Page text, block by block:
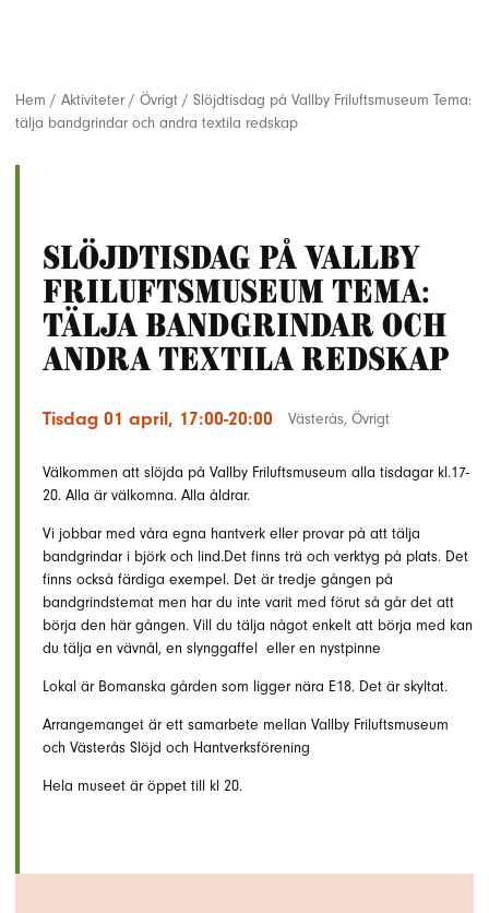
Hem / Aktiviteter / Övrigt / Slöjdtisdag på Vallby Friluftsmuseum Tema:
tälja bandgrindar och andra textila redskap
Slöjdtisdag på Vallby
Friluftsmuseum Tema:
tälja bandgrindar och
andra textila redskap
Tisdag 01 april, 17:00-20:00 Västerås, Övrigt
Välkommen att slöjda på Vallby Friluftsmuseum alla tisdagar kl.17-
20. Alla är välkomna. Alla åldrar.
Vi jobbar med våra egna hantverk eller provar på att tälja
bandgrindar i björk och lind.Det finns trä och verktyg på plats. Det
finns också färdiga exempel. Det är tredje gången på
bandgrindstemat men har du inte varit med förut så går det att
börja den här gången. Vill du tälja något enkelt att börja med kan
du tälja en vävnål, en slynggaffel eller en nystpinne
Lokal är Bomanska gården som ligger nära E18. Det är skyltat.
Arrangemanget är ett samarbete mellan Vallby Friluftsmuseum
och Västerås Slöjd och Hantverksförening
Hela museet är öppet till kl 20.